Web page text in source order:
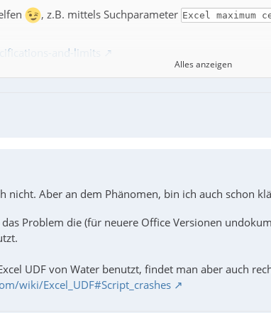
, z.B. mittels Suchparameter Excel maximum
and-limits
Alles anzeigen
nicht. Aber an dem Phänomen, bin ich auch schon
Problem die (für neuere Office Versionen
UDF von Water benutzt, findet man aber auch
wiki/Excel_UDF#Script_crashes